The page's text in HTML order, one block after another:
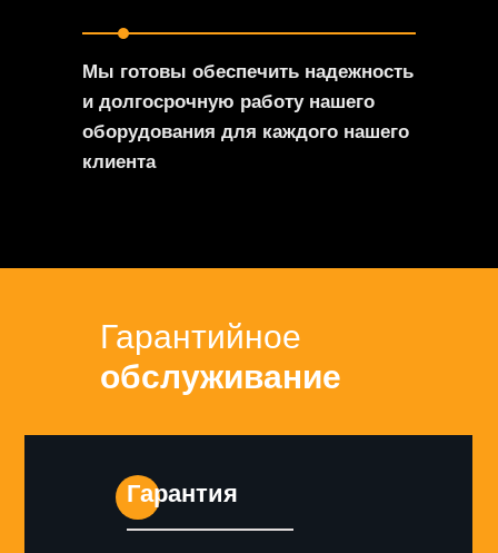
Мы готовы обеспечить надежность
и долгосрочную работу нашего
оборудования для каждого нашего
клиента
Гарантийное
обслуживание
Гарантия